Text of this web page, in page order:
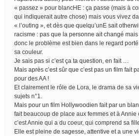
« passez » pour blancHE : ça passe (mais à
qui indiquerait autre chose) mais vous vivez
« l’outing », et dès que quelqu’unE sait
racisme : pas que la personne ait changé mais
donc le problème est bien dans le regard
sa couleur.
Je sais pas si c’est ça ta question, en fait …
Mais après c’est sûr que c’est pas un film fait
pour des AA !
Et clairement le rôle de Lora, le drama de sa
sujets n°1.
Mais pour un film Hollywoodien fait par un
fait beaucoup de place aux femmes et à Annie
c’est Annie qui a du coeur, qui comprend sa
Elle est pleine de sagesse, attentive et a une